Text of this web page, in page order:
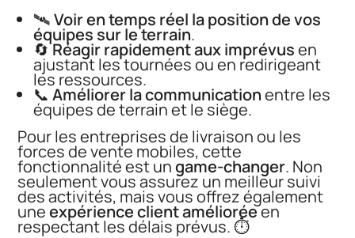
🛰️Voir en temps réel la position de vos
équipes sur le terrain.
🔄Réagir rapidement aux imprévusen
ajustant les tournées ou en redirigeant
les ressources.
📞Améliorer la communicationentre les
équipes de terrain et le siège.
Pour les entreprises de livraison ou les
forces de vente mobiles, cette
fonctionnalité est ungame-changer. Non
seulement vous assurez un meilleur suivi
des activités, mais vous offrez également
uneexpérience client amélioréeen
respectant les délais prévus. ⏱️